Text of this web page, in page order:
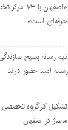
«اصفهان
حرفه‌ای است»
تیم رسانه بسیج
رسانه امید حضور دارند
تشکیل کارگروه
ماساژ در اصفهان